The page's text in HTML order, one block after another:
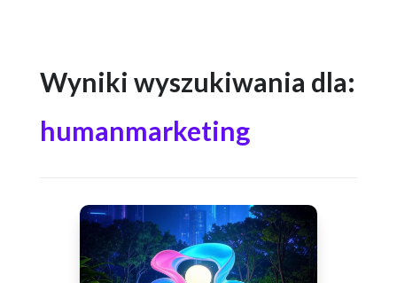
Wyniki wyszukiwania dla:
humanmarketing